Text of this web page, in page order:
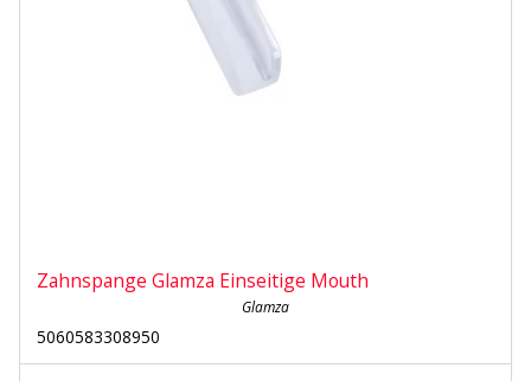
Zahnspange Glamza Einseitige Mouth
Glamza
5060583308950